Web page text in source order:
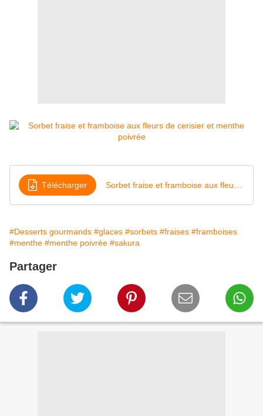
Télécharger
#Desserts gourmands #glaces #sorbets #fraises #framboises
#menthe #menthe poivrée #sakura
Partager